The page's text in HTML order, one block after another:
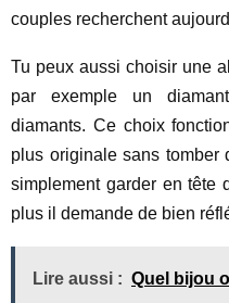
couples recherchent
Tu peux aussi choisir une
par exemple un
diamants. Ce choix
plus originale sans tomber
simplement garder en tête
plus il demande de bien
Lire aussi : Quel bijou